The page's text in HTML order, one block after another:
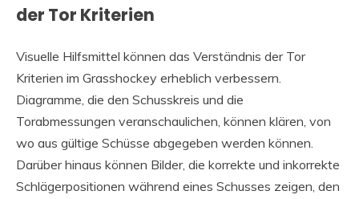
der Tor Kriterien
Visuelle Hilfsmittel können das Verständnis der Tor
Kriterien im Grasshockey erheblich verbessern.
Diagramme, die den Schusskreis und die
Torabmessungen veranschaulichen, können klären, von
wo aus gültige Schüsse abgegeben werden können.
Darüber hinaus können Bilder, die korrekte und inkorrekte
Schlägerpositionen während eines Schusses zeigen, den